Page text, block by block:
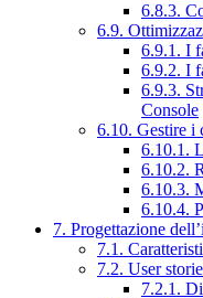
6.8.3.
6.9.
6.9.1. I
6.9.2. I
6.9.3.
Console
6.10. Gestire i
6.10.1.
6.10.2.
6.10.3.
6.10.4.
7. Progettazione
7.1.
7.2. User
7.2.1.